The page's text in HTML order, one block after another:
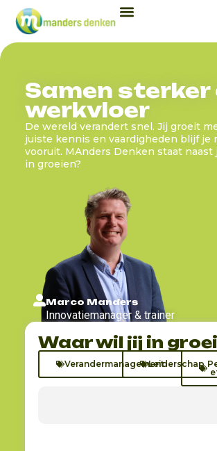
Samen sterker
werkvloer
De wereld verandert snel. Jij groeit
juiste kennis en vaardigheden blijf je
vooruit. MAnders Denken staat naast
in groeien?
Marco Manders
Innovatiemanager & trainer
Waar wil jij in
VerandermanagementLeiderschap